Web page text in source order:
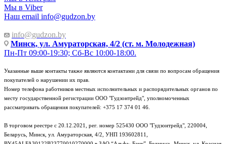
Мы в Viber
Наш email info@gudzon.by
info@gudzon.by
Минск, ул. Амураторская, 4/2 (ст. м. Молодежная)
Пн-Пт 09:00-19:30; Сб-Вс 10:00-18:00.
Указанные выше контакты также являются контактами для связи по вопросам обращения
покупателей о нарушении их прав.
Номер телефона работников местных исполнительных и распорядительных органов по
месту государственной регистрации ООО "Гудзонтрейд", уполномоченных
рассматривать обращения покупателей: +375 17 374 01 46.
В торговом реестре с 20.12.2021, рег. номер 525430 ООО "Гудзонтрейд", 220004,
Беларусь, Минск, ул. Амураторская, 4/2, УНП 193602811,